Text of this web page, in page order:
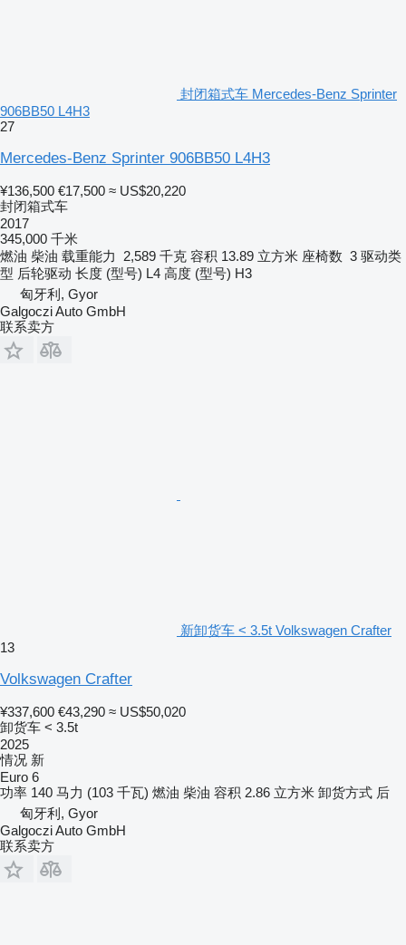
封闭箱式车 Mercedes-Benz Sprinter
906BB50 L4H3
27
Mercedes-Benz Sprinter 906BB50 L4H3
¥136,500 €17,500 ≈ US$20,220
封闭箱式车
2017
345,000 千米
燃油 柴油 载重能力 2,589 千克 容积 13.89 立方米 座椅数 3 驱动类
型 后轮驱动 长度 (型号) L4 高度 (型号) H3
匈牙利, Gyor
Galgoczi Auto GmbH
联系卖方
新卸货车 < 3.5t Volkswagen Crafter
13
Volkswagen Crafter
¥337,600 €43,290 ≈ US$50,020
卸货车 < 3.5t
2025
情况 新
Euro 6
功率 140 马力 (103 千瓦) 燃油 柴油 容积 2.86 立方米 卸货方式 后
匈牙利, Gyor
Galgoczi Auto GmbH
联系卖方